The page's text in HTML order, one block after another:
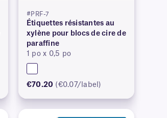
#PRF-7
Étiquettes résistantes au
xylène pour blocs de cire de
paraffine
1 po x 0,5 po
€70.20 (€0.07/label)